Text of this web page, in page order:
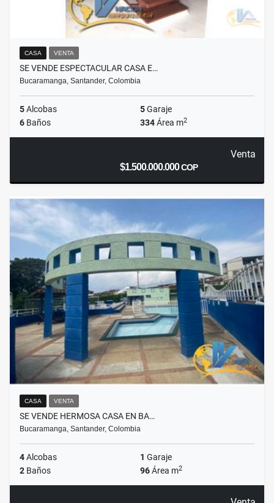
CASA VENTA
SE VENDE ESPECTACULAR CASA E…
Bucaramanga, Santander, Colombia
5Alcobas 5Garaje
6 Baños 334Área m2
Venta
$1.500.000.000COP
CASA VENTA
SE VENDE HERMOSA CASA EN BA…
Bucaramanga, Santander, Colombia
4Alcobas 1 Garaje
2 Baños 96Área m2